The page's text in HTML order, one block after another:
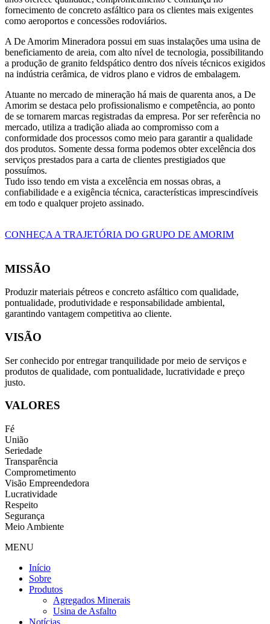
fornecimento de concreto asfáltico para os clientes mais exigentes
como aeroportos e concessões rodoviários.
A De Amorim Mineradora possui em suas instalações uma usina de
beneficiamento de areia, com alto nível de tecnologia, possibilitando
a produção de granito feldspático dentro dos níveis técnicos exigidos
na indústria cerâmica, de vidros plano e vidros de embalagem.
Atuante no mercado de mineração há mais de quarenta anos, a De
Amorim se destaca pelo profissionalismo e competência, ao ponto
de se tornarem marcas registradas da empresa. Por ser referência no
mercado, utiliza a tradição aliada ao compromisso com a
conformidade dos processos como meio para garantir a qualidade
dos produtos. Somente dessa forma podemos obter excelência dos
serviços prestados para a carta de clientes prestigiados que
possuímos.
Tudo isso tendo em vista a excelência em nossas obras, a
confiabilidade e a exigência técnica, características imprescindíveis
em todo e qualquer projeto assinado.
CONHEÇA A TRAJETÓRIA DO GRUPO DE AMORIM
MISSÃO
Produzir materiais pétreos e concreto asfáltico com qualidade,
pontualidade, produtividade e responsabilidade ambiental,
garantindo vantagem competitiva ao cliente.
VISÃO
Ser conhecido por entregartranquilidade por meio de serviços e
produtos de qualidade, com pontualidade, lucratividade e preço
justo.
VALORES
Fé
União
Seriedade
Transparência
Comprometimento
Visão Empreendedora
Lucratividade
Respeito
Segurança
Meio Ambiente
MENU
Início
Sobre
Produtos
Agregados Minerais
Usina de Asfalto